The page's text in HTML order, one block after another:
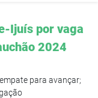
Ijuís por vaga
2024
para avançar;